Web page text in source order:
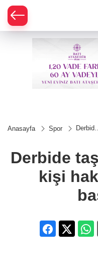
Anasayfa Spor
Derbide
kişi
Derbide
kişi